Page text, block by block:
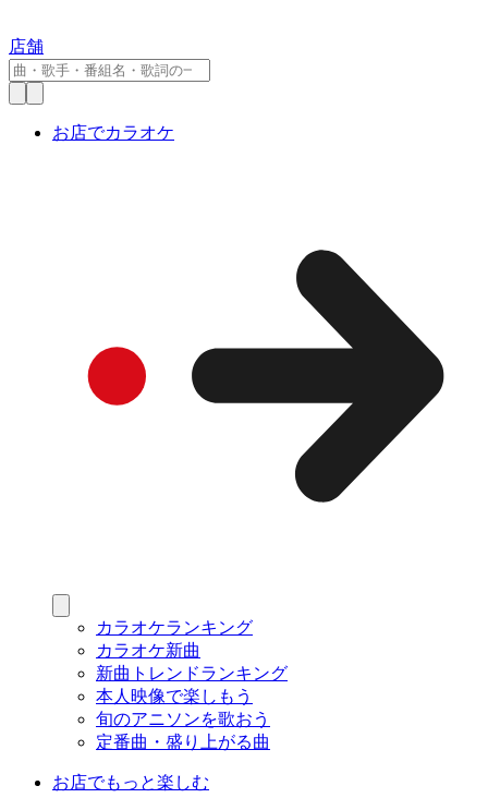
店舗
お店でカラオケ
カラオケランキング
カラオケ新曲
新曲トレンドランキング
本人映像で楽しもう
旬のアニソンを歌おう
定番曲・盛り上がる曲
お店でもっと楽しむ